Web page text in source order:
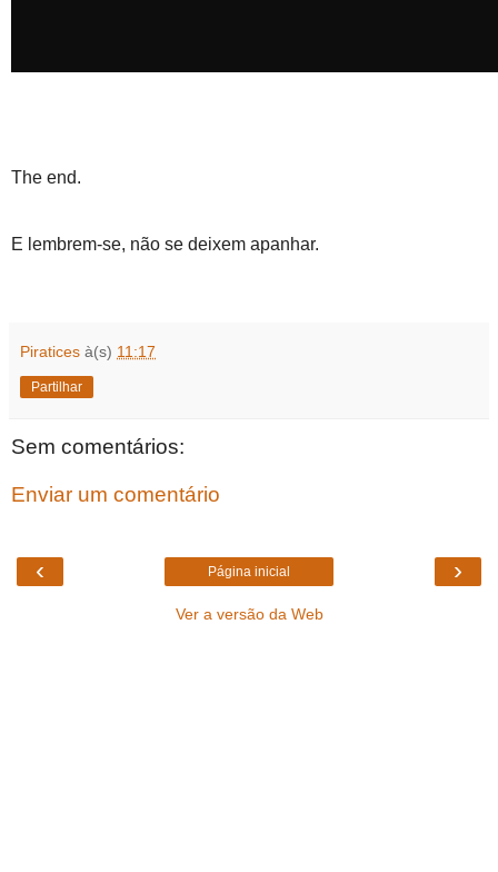
The end.
E lembrem-se, não se deixem apanhar.
Piratices à(s) 11:17
Partilhar
Sem comentários:
Enviar um comentário
‹ ›
Página inicial
Ver a versão da Web